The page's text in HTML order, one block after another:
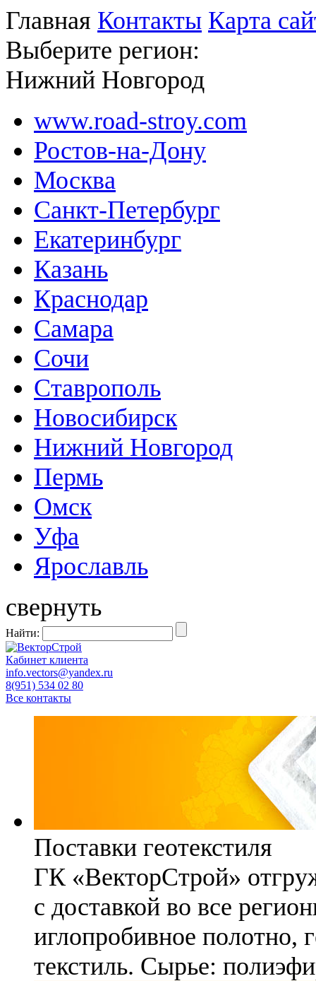
Главная Контакты Карта
Выберите регион:
Нижний Новгород
www.road-stroy.com
Ростов-на-Дону
Москва
Санкт-Петербург
Екатеринбург
Казань
Краснодар
Самара
Сочи
Ставрополь
Новосибирск
Нижний Новгород
Пермь
Омск
Уфа
Ярославль
свернуть
Найти:
Кабинет клиента
info.vectors@yandex.ru
8(951) 534 02 80
Все контакты
Поставки геотекстиля
ГК «ВекторСтрой»
с доставкой во все
иглопробивное полотно,
текстиль. Сырье: